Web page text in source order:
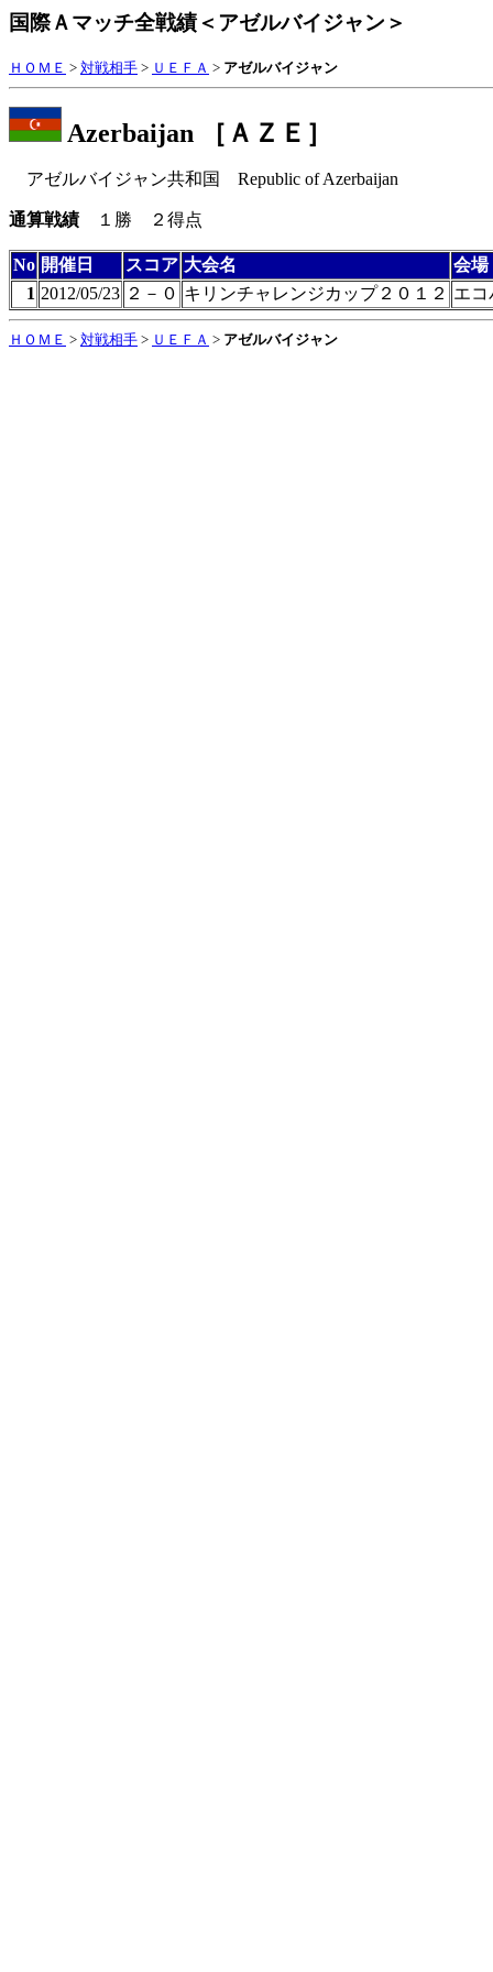
国際Ａマッチ全戦績＜アゼルバイジャン＞
ＨＯＭＥ > 対戦相手 > ＵＥＦＡ > アゼルバイジャン
Azerbaijan ［ＡＺＥ］
アゼルバイジャン共和国 Republic of Azerbaijan
通算戦績 １勝 ２得点
No 開催日 スコア 大会名
会場
1 2012/05/23 ２－０ キリンチャレンジカップ２０１２ エコ
ＨＯＭＥ > 対戦相手 > ＵＥＦＡ > アゼルバイジャン